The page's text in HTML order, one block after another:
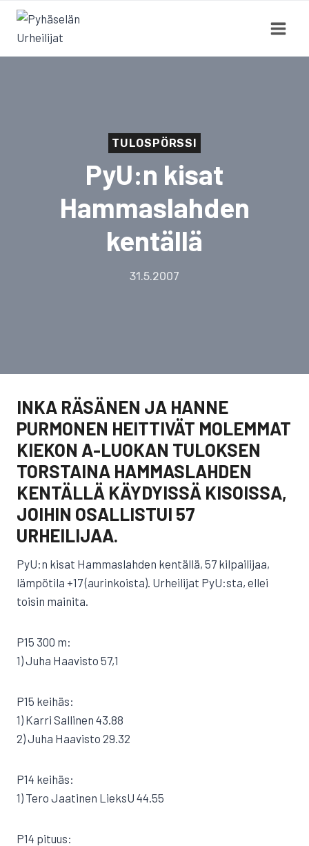
Siirry
sisältöön
TULOSPÖRSSI
PyU:n kisat
Hammaslahden
kentällä
31.5.2007
INKA RÄSÄNEN JA HANNE
PURMONEN HEITTIVÄT MOLEMMAT
KIEKON A-LUOKAN TULOKSEN
TORSTAINA HAMMASLAHDEN
KENTÄLLÄ KÄYDYISSÄ KISOISSA,
JOIHIN OSALLISTUI 57
URHEILIJAA.
PyU:n kisat Hammaslahden kentällä, 57 kilpailijaa,
lämpötila +17 (aurinkoista). Urheilijat PyU:sta, ellei
toisin mainita.
P15 300 m:
1) Juha Haavisto 57,1
P15 keihäs:
1) Karri Sallinen 43.88
2) Juha Haavisto 29.32
P14 keihäs:
1) Tero Jaatinen LieksU 44.55
P14 pituus: